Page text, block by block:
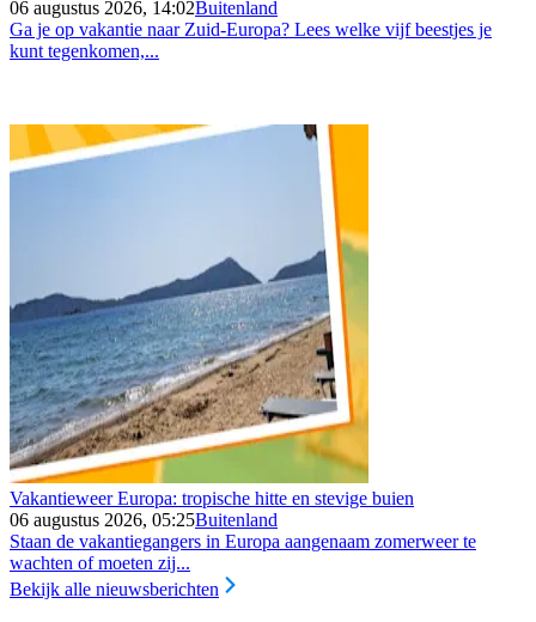
06 augustus 2026, 14:02Buitenland
Ga je op vakantie naar Zuid-Europa? Lees welke vijf beestjes je
kunt tegenkomen,...
Vakantieweer Europa: tropische hitte en stevige buien
06 augustus 2026, 05:25Buitenland
Staan de vakantiegangers in Europa aangenaam zomerweer te
wachten of moeten zij...
Bekijk alle nieuwsberichten